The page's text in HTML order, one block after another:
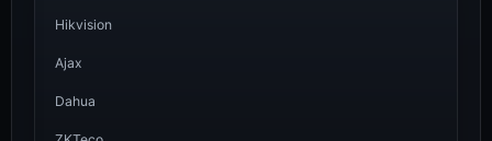
Hikvision
Ajax
Dahua